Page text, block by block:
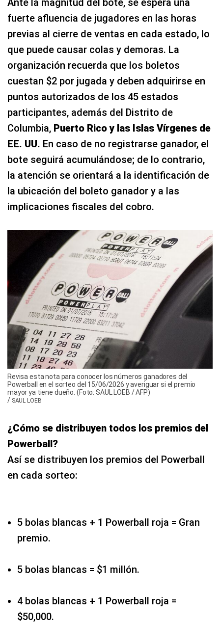
fuerte afluencia de jugadores en las horas
previas al cierre de ventas en cada estado, lo
que puede causar colas y demoras. La
organización recuerda que los boletos
cuestan $2 por jugada y deben adquirirse en
puntos autorizados de los 45 estados
participantes, además del Distrito de
Columbia, Puerto Rico y las Islas Vírgenes de
EE. UU. En caso de no registrarse ganador, el
bote seguirá acumulándose; de lo contrario,
la atención se orientará a la identificación de
la ubicación del boleto ganador y a las
implicaciones fiscales del cobro.
Revisa esta nota para conocer los números ganadores del
Powerball en el sorteo del 15/06/2026 y averiguar si el premio
mayor ya tiene dueño. (Foto: SAUL LOEB / AFP)
/ SAUL LOEB
¿Cómo se distribuyen todos los premios del
Powerball?
Así se distribuyen los premios del Powerball
en cada sorteo:
5 bolas blancas + 1 Powerball roja = Gran
premio.
5 bolas blancas = $1 millón.
4 bolas blancas + 1 Powerball roja =
$50,000.